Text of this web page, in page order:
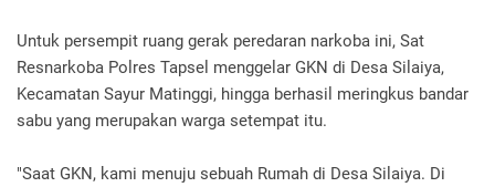
Untuk persempit ruang gerak peredaran narkoba ini, Sat
Resnarkoba Polres Tapsel menggelar GKN di Desa Silaiya,
Kecamatan Sayur Matinggi, hingga berhasil meringkus bandar
sabu yang merupakan warga setempat itu.
"Saat GKN, kami menuju sebuah Rumah di Desa Silaiya. Di